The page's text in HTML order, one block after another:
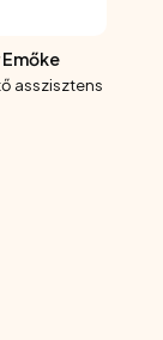
asszisztens